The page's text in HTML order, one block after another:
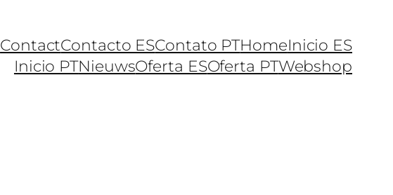
ContactContacto ESContato PTHomeInicio ES
Inicio PTNieuwsOferta ESOferta PTWebshop